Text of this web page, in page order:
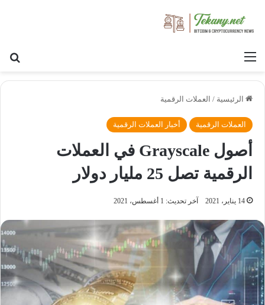
القائمة
الرئيسية / العملات الرقمية
العملات الرقمية أخبار العملات الرقمية
أصول Grayscale في العملات
الرقمية تصل 25 مليار دولار
14 يناير، 2021 آخر تحديث: 1 أغسطس، 2021